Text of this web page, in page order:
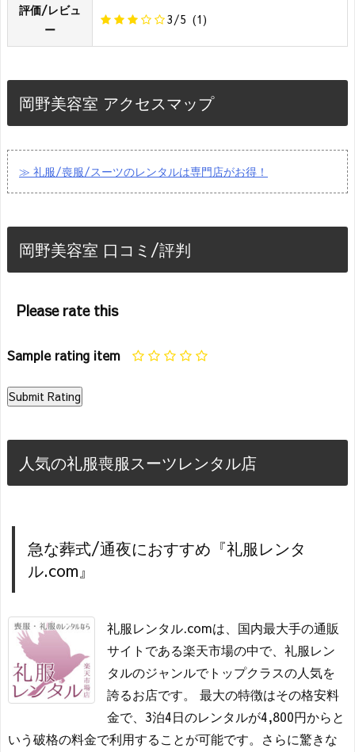
評価/レビュ
ー
3/5 (1)
岡野美容室 アクセスマップ
≫ 礼服/喪服/スーツのレンタルは専門店がお得！
岡野美容室 口コミ/評判
Please rate this
Sample rating item
人気の礼服喪服スーツレンタル店
急な葬式/通夜におすすめ『礼服レンタ
ル.com』
礼服レンタル.comは、国内最大手の通販
サイトである楽天市場の中で、礼服レン
タルのジャンルでトップクラスの人気を
誇るお店です。 最大の特徴はその格安料
金で、3泊4日のレンタルが4,800円からと
いう破格の料金で利用することが可能です。さらに驚きな